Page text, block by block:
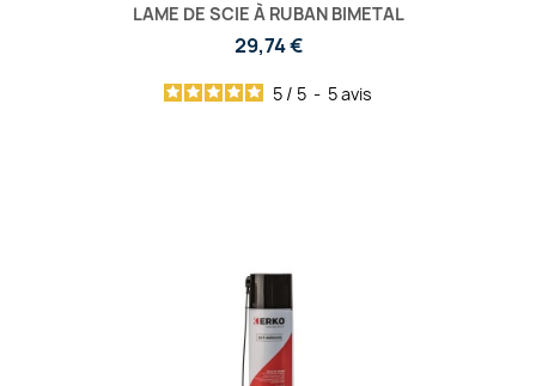
LAME DE SCIE À RUBAN BIMETAL
29,74 €
5 / 5 - 5avis